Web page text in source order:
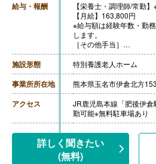
給与・報酬
【栄養士・調理師/常勤
【月給】163,800円
※給与額は経験年数・勤
します。
［その他手当］
・早出手当 500円/回
・住宅手当
【賞与】年2回（計3.80
【通勤手当】あり（上限
【昇給】あり
【退職金】あり
施設形態 特別養護老人ホーム
事業所所在地 熊本県玉名市伊倉北方
アクセス
JR鹿児島本線「肥後伊
勤可能※無料駐車場あり
詳しく聞きたい
(無料)